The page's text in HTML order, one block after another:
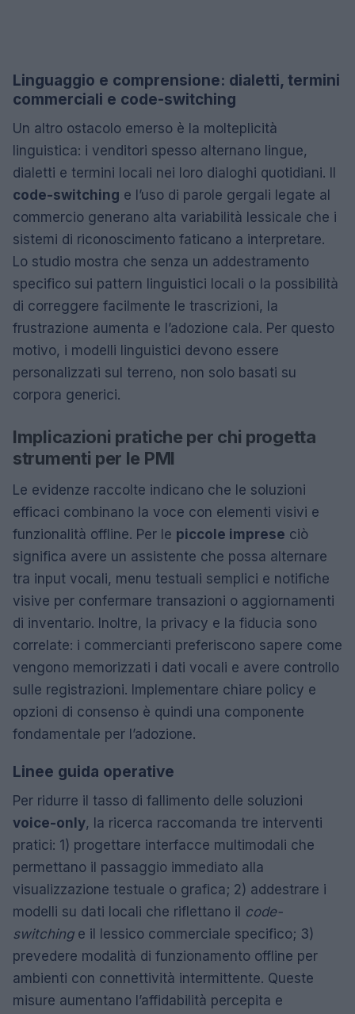
Linguaggio e comprensione: dialetti, termini
commerciali e code-switching
Un altro ostacolo emerso è la molteplicità
linguistica: i venditori spesso alternano lingue,
dialetti e termini locali nei loro dialoghi quotidiani. Il
code-switching e l’uso di parole gergali legate al
commercio generano alta variabilità lessicale che i
sistemi di riconoscimento faticano a interpretare.
Lo studio mostra che senza un addestramento
specifico sui pattern linguistici locali o la possibilità
di correggere facilmente le trascrizioni, la
frustrazione aumenta e l’adozione cala. Per questo
motivo, i modelli linguistici devono essere
personalizzati sul terreno, non solo basati su
corpora generici.
Implicazioni pratiche per chi progetta
strumenti per le PMI
Le evidenze raccolte indicano che le soluzioni
efficaci combinano la voce con elementi visivi e
funzionalità offline. Per le piccole imprese ciò
significa avere un assistente che possa alternare
tra input vocali, menu testuali semplici e notifiche
visive per confermare transazioni o aggiornamenti
di inventario. Inoltre, la privacy e la fiducia sono
correlate: i commercianti preferiscono sapere come
vengono memorizzati i dati vocali e avere controllo
sulle registrazioni. Implementare chiare policy e
opzioni di consenso è quindi una componente
fondamentale per l’adozione.
Linee guida operative
Per ridurre il tasso di fallimento delle soluzioni
voice-only, la ricerca raccomanda tre interventi
pratici: 1) progettare interfacce multimodali che
permettano il passaggio immediato alla
visualizzazione testuale o grafica; 2) addestrare i
modelli su dati locali che riflettano il code-
switchinge il lessico commerciale specifico; 3)
prevedere modalità di funzionamento offline per
ambienti con connettività intermittente. Queste
misure aumentano l’affidabilità percepita e